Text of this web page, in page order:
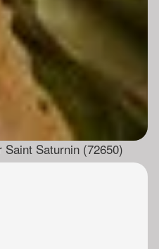
Saturnin (72650)